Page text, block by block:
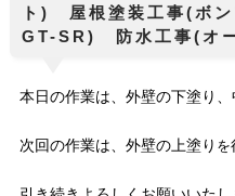
ト) 屋根塗装工事(ボン
GT-SR) 防水工事(オ
本日の作業は、外壁の下塗り、
次回の作業は、外壁の上塗り を